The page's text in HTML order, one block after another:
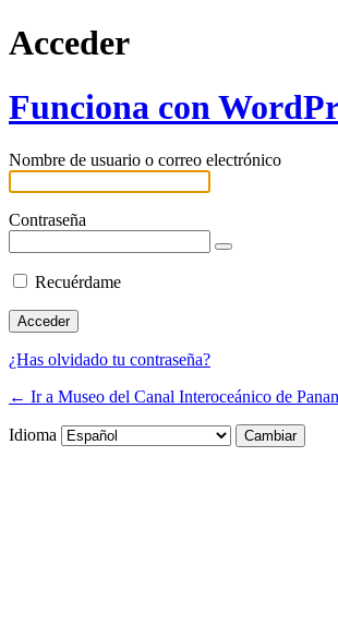
Acceder
Funciona con
Nombre de usuario o correo electrónico
Contraseña
Recuérdame
¿Has olvidado tu contraseña?
← Ir a Museo del Canal Interoceánico de
Idioma